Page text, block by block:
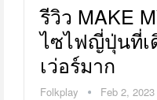
รีวิว MAKE
ไซไฟญี่ปุ่นที่เ
เว่อร์มาก
Folkplay Feb 2, 2023